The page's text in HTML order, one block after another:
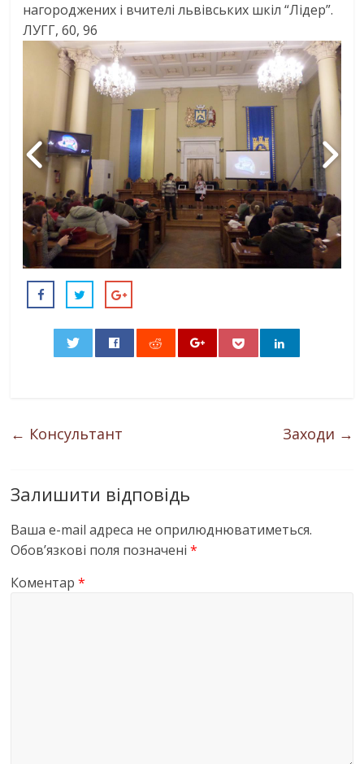
нагороджених і вчителі львівських шкіл “Лідер”.
ЛУГГ, 60, 96
← Консультант Заходи →
Залишити відповідь
Ваша e-mail адреса не оприлюднюватиметься.
Обов’язкові поля позначені*
Коментар*